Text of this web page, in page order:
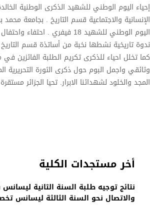
أخر مستجدات الكلية
نتائج توجيه طلبة السنة الثانية
والاتصال نحو السنة الثالثة ليسانس
إحياء اليوم الوطني للشهيد الذكرى الوطنية
الإنسانية والاجتماعية قسم التاريخ . بجامعة
اليوم الوطني للشهيد 18 فيفري .
ندوة تاريخية نشطها نخبة من أساتذة قسم التاريخ
كما تخلل احياء للذكرى تكريم الطلبة الفائزين
وثائقي واجمل البوم حول ذكرى الثورة التحريرية
المجد والخلود لشهدائنا الابرار. تحيا الجزائر